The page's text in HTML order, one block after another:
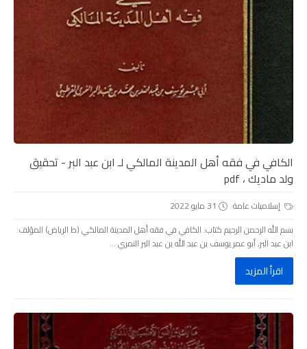
الكافي في فقه أهل المدينة المالكي لـ ابن عبد البر - تحقيق
ولد ماديك ، pdf
إسلاميات عامة
31 مايو 2022
بسم الله الرحمن الرحيم كتاب: الكافي في فقه أهل المدينة المالكي (ط الرياض) المؤلف:
ابن عبد البر, أبو عمر يوسف بن عبد الله بن عبد البر النمري ...
اقرأ المزيد